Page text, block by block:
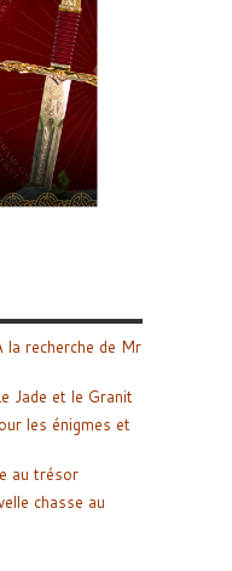
la recherche de Mr
Jade et le Granit
les énigmes et
au trésor
chasse au